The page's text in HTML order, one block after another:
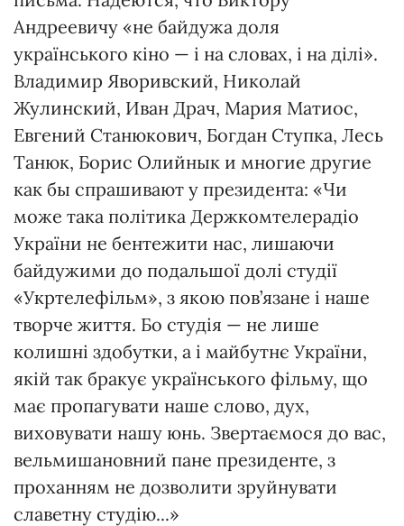
Андреевичу «не байдужа доля
українського кіно — і на словах, і на ділі».
Владимир Яворивский, Николай
Жулинский, Иван Драч, Мария Матиос,
Евгений Станюкович, Богдан Ступка, Лесь
Танюк, Борис Олийнык и многие другие
как бы спрашивают у президента: «Чи
може така політика Держкомтелерадіо
України не бентежити нас, лишаючи
байдужими до подальшої долі студії
«Укртелефільм», з якою пов’язане і наше
творче життя. Бо студія — не лише
колишні здобутки, а і майбутнє України,
якій так бракує українського фільму, що
має пропагувати наше слово, дух,
виховувати нашу юнь. Звертаємося до вас,
вельмишановний пане президенте, з
проханням не дозволити зруйнувати
славетну студію...»